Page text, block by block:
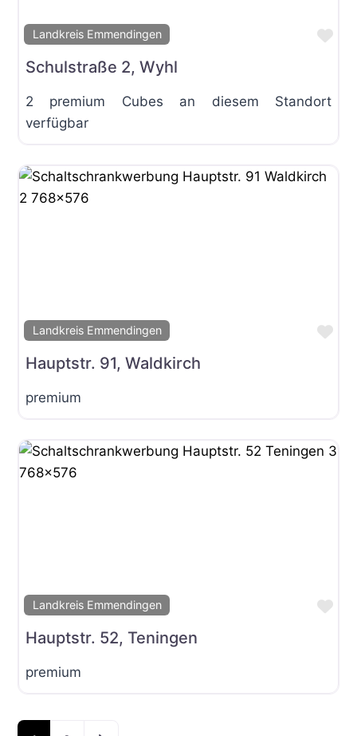
Landkreis Emmendingen
Schulstraße 2, Wyhl
2 premium Cubes an diesem Standort
verfügbar
Landkreis Emmendingen
Hauptstr. 91, Waldkirch
premium
Landkreis Emmendingen
Hauptstr. 52, Teningen
premium